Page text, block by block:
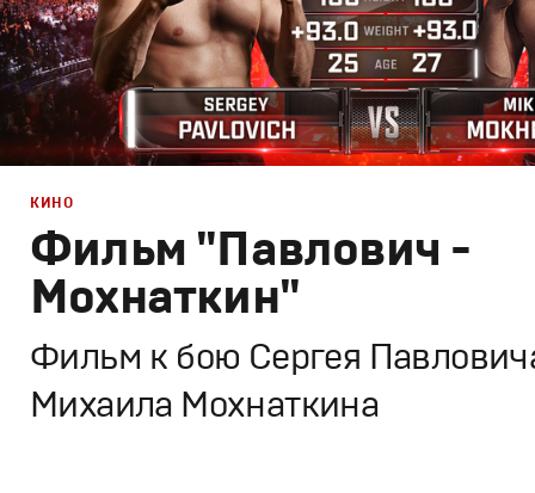
Фильм "Павлович -
Мохнаткин"
Фильм к бою Сергея
Михаила Мохнаткина
КИНО